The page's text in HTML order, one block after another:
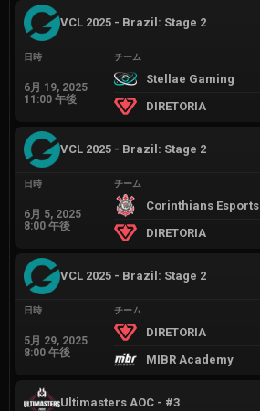
VCL 2025 - Brazil: Stage 2
日時
6月 19, 2025
11:00 午後
チーム
Stellae Gaming
DIRETORIA
VCL 2025 - Brazil: Stage 2
日時
6月 5, 2025
8:00 午後
チーム
Corinthians Esports
DIRETORIA
VCL 2025 - Brazil: Stage 2
日時
5月 29, 2025
8:00 午後
チーム
DIRETORIA
MIBR Academy
Ultimasters AOC - #3